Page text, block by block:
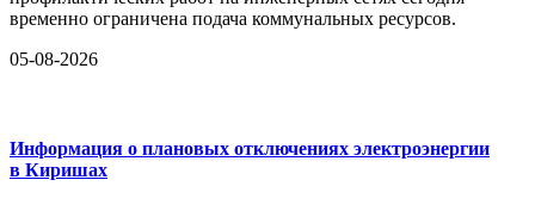
временно ограничена подача коммунальных ресурсов.
05-08-2026
Информация о плановых отключениях электроэнергии
в Киришах